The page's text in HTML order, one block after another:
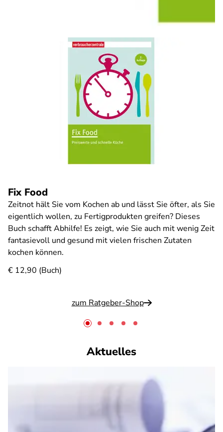
Fix Food
Zeitnot hält Sie vom Kochen ab und lässt Sie öfter, als Sie
eigentlich wollen, zu Fertigprodukten greifen? Dieses
Buch schafft Abhilfe! Es zeigt, wie Sie auch mit wenig Zeit
fantasievoll und gesund mit vielen frischen Zutaten
kochen können.
€ 12,90 (Buch)
zum Ratgeber-Shop
Aktuelles